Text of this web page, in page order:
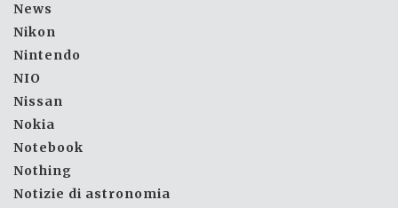
News
Nikon
Nintendo
NIO
Nissan
Nokia
Notebook
Nothing
Notizie di astronomia